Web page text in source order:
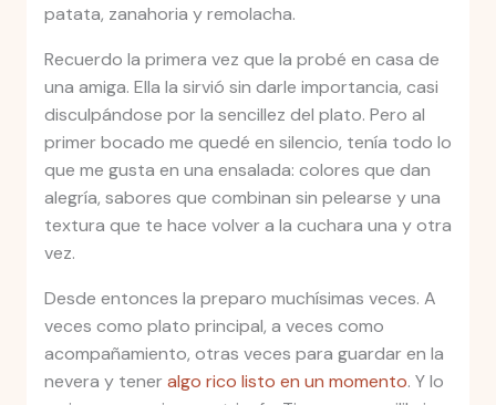
patata, zanahoria y remolacha.
Recuerdo la primera vez que la probé en casa de
una amiga. Ella la sirvió sin darle importancia, casi
disculpándose por la sencillez del plato. Pero al
primer bocado me quedé en silencio, tenía todo lo
que me gusta en una ensalada: colores que dan
alegría, sabores que combinan sin pelearse y una
textura que te hace volver a la cuchara una y otra
vez.
Desde entonces la preparo muchísimas veces. A
veces como plato principal, a veces como
acompañamiento, otras veces para guardar en la
nevera y teneralgo rico listo en un momento. Y lo